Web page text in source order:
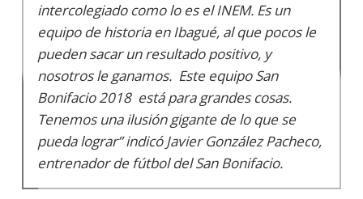
intercolegiado como lo es el INEM. Es un
equipo de historia en Ibagué, al que pocos le
pueden sacar un resultado positivo, y
nosotros le ganamos. Este equipo San
Bonifacio 2018 está para grandes cosas.
Tenemos una ilusión gigante de lo que se
pueda lograr” indicó Javier González Pacheco,
entrenador de fútbol del San Bonifacio.